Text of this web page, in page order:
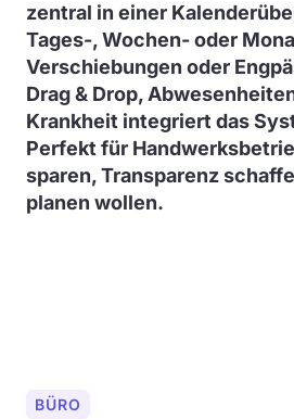
zentral in einer
Tages-, Wochen- oder
Verschiebungen oder
Drag & Drop,
Krankheit integriert das
Perfekt für
sparen, Transparenz
planen wollen.
BÜRO